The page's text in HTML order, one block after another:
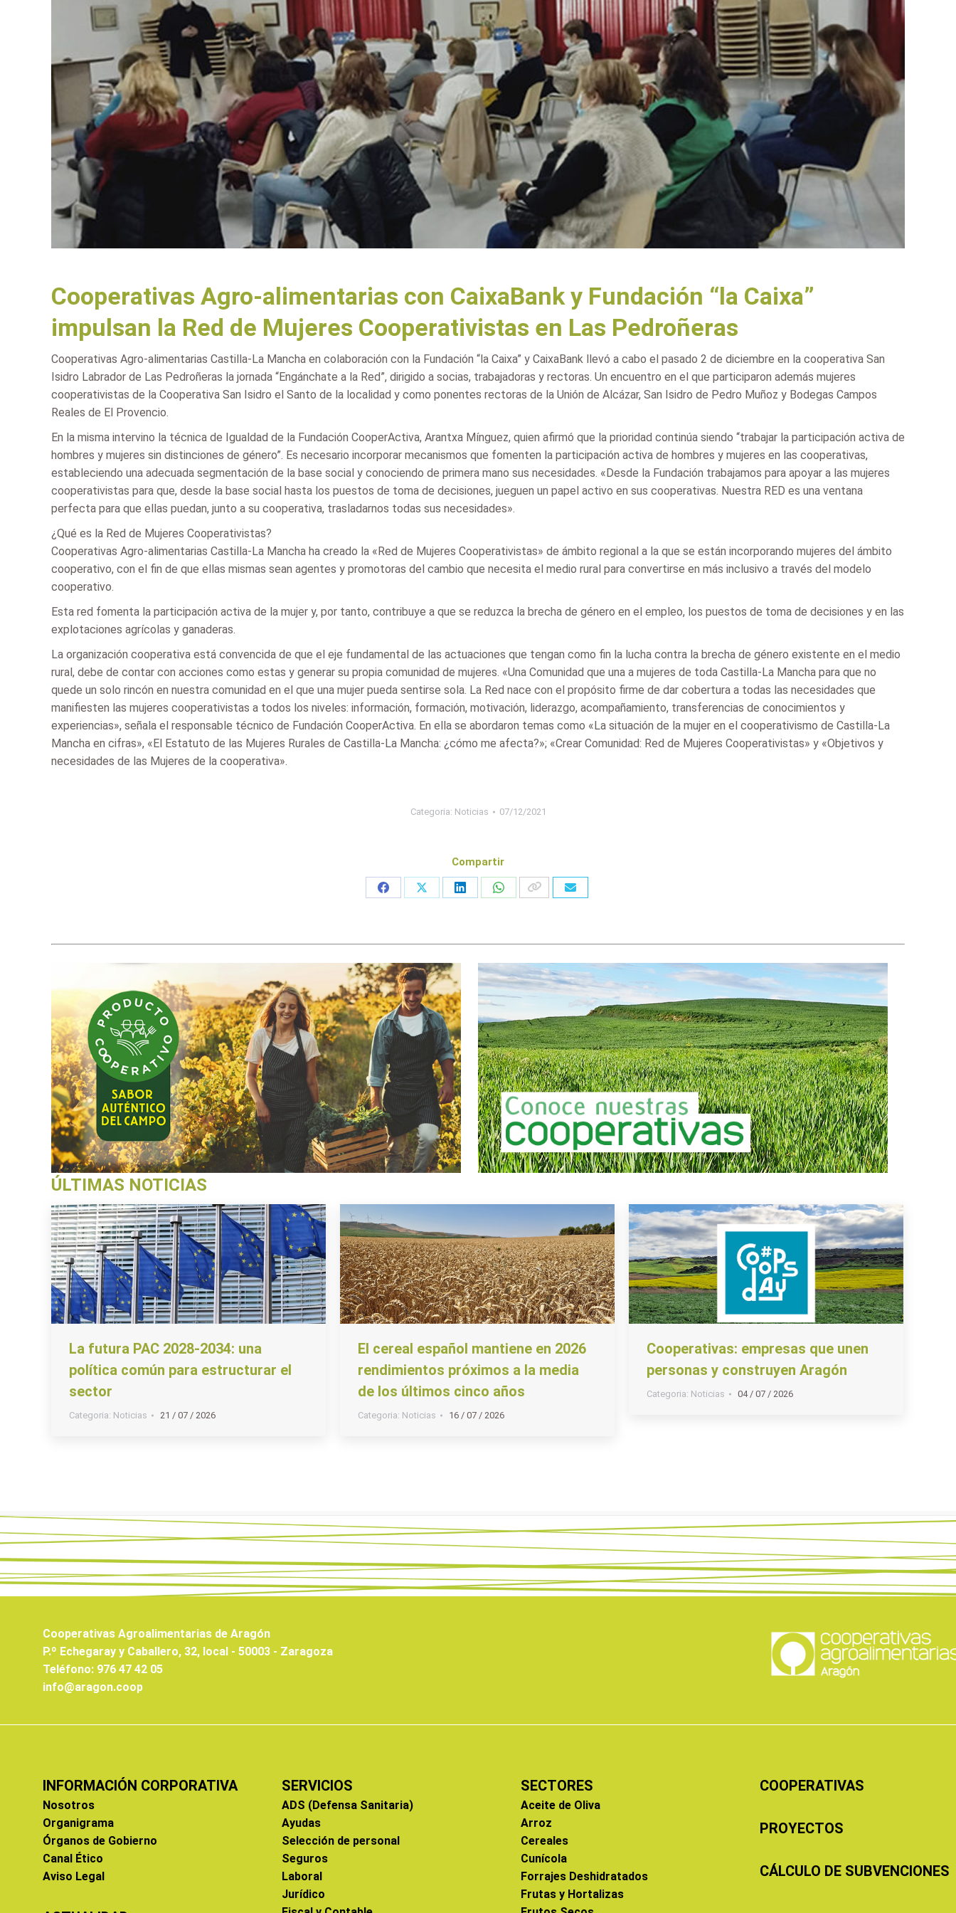
Cooperativas Agro-alimentarias con CaixaBank y Fundación “la Caixa”
impulsan la Red de Mujeres Cooperativistas en Las Pedroñeras
Cooperativas Agro-alimentarias Castilla-La Mancha en colaboración con la Fundación “la Caixa” y CaixaBank llevó a cabo el pasado 2 de diciembre en la cooperativa San
Isidro Labrador de Las Pedroñeras la jornada “Engánchate a la Red”, dirigido a socias, trabajadoras y rectoras. Un encuentro en el que participaron además mujeres
cooperativistas de la Cooperativa San Isidro el Santo de la localidad y como ponentes rectoras de la Unión de Alcázar, San Isidro de Pedro Muñoz y Bodegas Campos
Reales de El Provencio.
En la misma intervino la técnica de Igualdad de la Fundación CooperActiva, Arantxa Mínguez, quien afirmó que la prioridad continúa siendo “trabajar la participación activa de
hombres y mujeres sin distinciones de género”. Es necesario incorporar mecanismos que fomenten la participación activa de hombres y mujeres en las cooperativas,
estableciendo una adecuada segmentación de la base social y conociendo de primera mano sus necesidades. «Desde la Fundación trabajamos para apoyar a las mujeres
cooperativistas para que, desde la base social hasta los puestos de toma de decisiones, jueguen un papel activo en sus cooperativas. Nuestra RED es una ventana
perfecta para que ellas puedan, junto a su cooperativa, trasladarnos todas sus necesidades».
¿Qué es la Red de Mujeres Cooperativistas?
Cooperativas Agro-alimentarias Castilla-La Mancha ha creado la «Red de Mujeres Cooperativistas» de ámbito regional a la que se están incorporando mujeres del ámbito
cooperativo, con el fin de que ellas mismas sean agentes y promotoras del cambio que necesita el medio rural para convertirse en más inclusivo a través del modelo
cooperativo.
Esta red fomenta la participación activa de la mujer y, por tanto, contribuye a que se reduzca la brecha de género en el empleo, los puestos de toma de decisiones y en las
explotaciones agrícolas y ganaderas.
La organización cooperativa está convencida de que el eje fundamental de las actuaciones que tengan como fin la lucha contra la brecha de género existente en el medio
rural, debe de contar con acciones como estas y generar su propia comunidad de mujeres. «Una Comunidad que una a mujeres de toda Castilla-La Mancha para que no
quede un solo rincón en nuestra comunidad en el que una mujer pueda sentirse sola. La Red nace con el propósito firme de dar cobertura a todas las necesidades que
manifiesten las mujeres cooperativistas a todos los niveles: información, formación, motivación, liderazgo, acompañamiento, transferencias de conocimientos y
experiencias», señala el responsable técnico de Fundación CooperActiva. En ella se abordaron temas como «La situación de la mujer en el cooperativismo de Castilla-La
Mancha en cifras», «El Estatuto de las Mujeres Rurales de Castilla-La Mancha: ¿cómo me afecta?»; «Crear Comunidad: Red de Mujeres Cooperativistas» y «Objetivos y
necesidades de las Mujeres de la cooperativa».
Categoria: Noticias 07/12/2021
Compartir
Share
Share
Share
Share
ÚLTIMAS NOTICIAS
La futura PAC 2028-2034: una
política común para estructurar el
sector
Categoria: Noticias 21 / 07 / 2026
El cereal español mantiene en 2026
rendimientos próximos a la media
de los últimos cinco años
Categoria: Noticias 16 / 07 / 2026
Cooperativas: empresas que unen
personas y construyen Aragón
Categoria: Noticias 04 / 07 / 2026
Cooperativas Agroalimentarias de Aragón
P.º Echegaray y Caballero, 32, local - 50003 - Zaragoza
Teléfono: 976 47 42 05
info@aragon.coop
INFORMACIÓN CORPORATIVA
Nosotros
Organigrama
Órganos de Gobierno
Canal Ético
Aviso Legal
SERVICIOS
ADS (Defensa Sanitaria)
Ayudas
Selección de personal
Seguros
Laboral
Jurídico
SECTORES
Aceite de Oliva
Arroz
Cereales
Cunícola
Forrajes Deshidratados
Frutas y Hortalizas
COOPERATIVAS
PROYECTOS
CÁLCULO DE SUBVENCIONES